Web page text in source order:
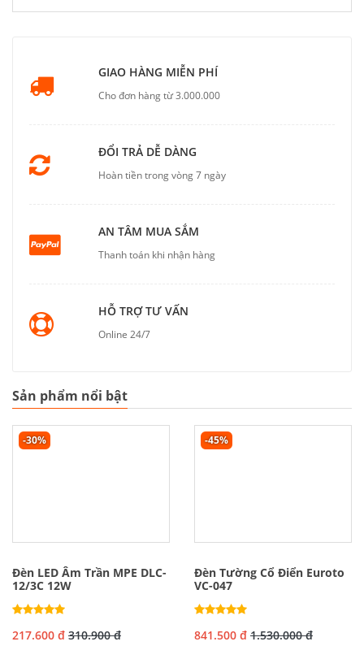
GIAO HÀNG MIỄN PHÍ
Cho đơn hàng từ 3.000.000
ĐỔI TRẢ DỄ DÀNG
Hoàn tiền trong vòng 7 ngày
AN TÂM MUA SẮM
Thanh toán khi nhận hàng
HỖ TRỢ TƯ VẤN
Online 24/7
Sản phẩm nổi bật
-30%
Đèn LED Âm Trần MPE DLC-
12/3C 12W
217.600 đ 310.900 đ
-45%
Đèn Tường Cổ Điển Euroto
VC-047
841.500 đ 1.530.000 đ